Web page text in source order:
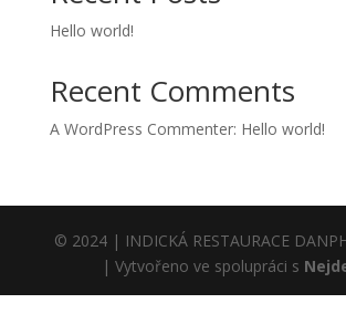
Hello world!
Recent Comments
A WordPress Commenter: Hello world!
© 2024 | INDICKÁ RESTAURACE
| Vytvořeno ve spolupráci s